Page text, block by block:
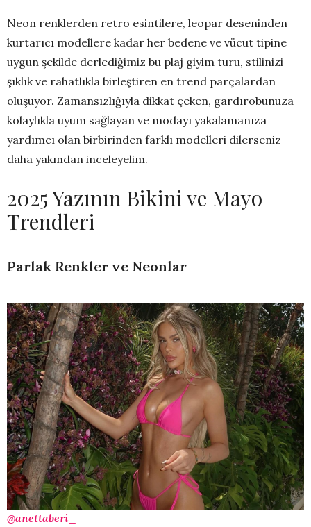
Neon renklerden retro esintilere, leopar deseninden
kurtarıcı modellere kadar her bedene ve vücut tipine
uygun şekilde derlediğimiz bu plaj giyim turu, stilinizi
şıklık ve rahatlıkla birleştiren en trend parçalardan
oluşuyor. Zamansızlığıyla dikkat çeken, gardırobunuza
kolaylıkla uyum sağlayan ve modayı yakalamanıza
yardımcı olan birbirinden farklı modelleri dilerseniz
daha yakından inceleyelim.
2025 Yazının Bikini ve Mayo
Trendleri
Parlak Renkler ve Neonlar
@anettaberi_